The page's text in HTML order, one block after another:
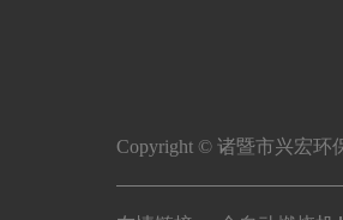
Copyright © 诸暨市兴宏环